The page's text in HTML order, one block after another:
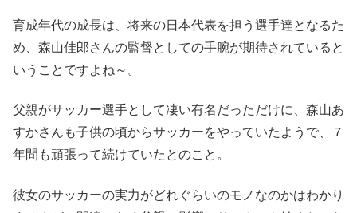
育成年代の成長は、将来の日本代表を担う選手達となるた
め、森山佳郎さんの監督としての手腕が期待されていると
いうことですよね～。
父親がサッカー選手として凄い有名だっただけに、森山あ
すかさんも子供の頃からサッカーをやっていたようで、７
年間も頑張って続けていたとのこと。
彼女のサッカーの実力がどれぐらいのモノなのかはわかり